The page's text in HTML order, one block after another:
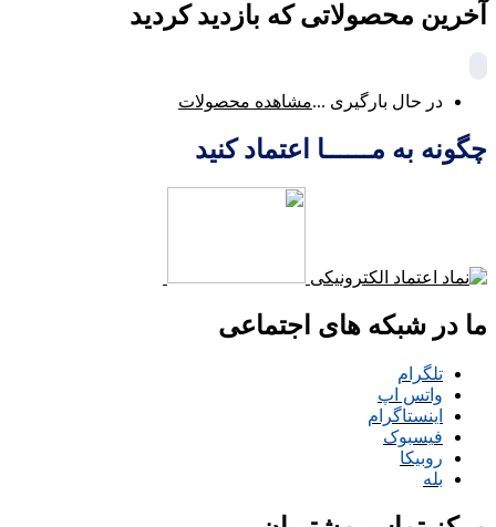
آخرین محصولاتی که بازدید کردید
در حال بارگیری ...مشاهده محصولات
چگونه به مــــــا اعتماد کنید
ما در شبکه های اجتماعی
تلگرام
واتس اپ
اینستاگرام
فیسبوک
روبیکا
بله